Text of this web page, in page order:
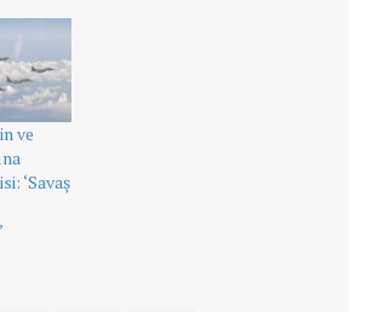
ve
‘Savaş